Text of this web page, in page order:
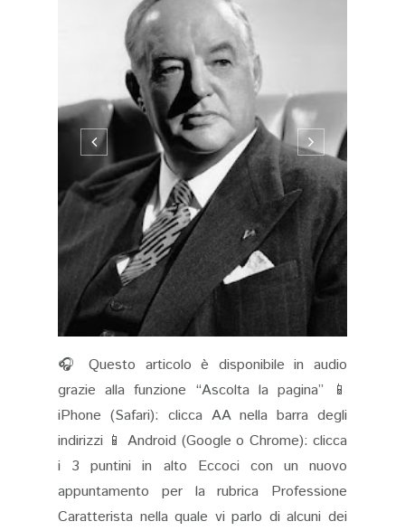
🎧 Questo articolo è disponibile in audio
grazie alla funzione “Ascolta la pagina” 📱
iPhone (Safari): clicca AA nella barra degli
indirizzi 📱 Android (Google o Chrome): clicca
i 3 puntini in alto Eccoci con un nuovo
appuntamento per la rubrica Professione
Caratterista nella quale vi parlo di alcuni dei